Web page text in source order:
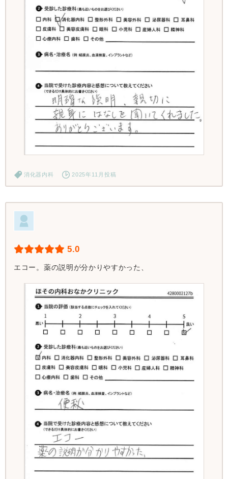
消化器内科 2025年11月投稿
5.0
エコー。薬の説明が分かりやすかった、